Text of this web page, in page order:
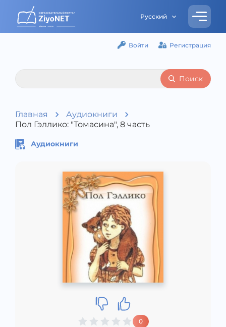
Русский
Войти Регистрация
Поиск
Главная
Аудиокниги
Пол Гэллико: "Томасина", 8 часть
Аудиокниги
0